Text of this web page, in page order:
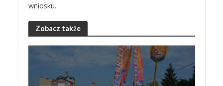
wniosku.
Zobacz także